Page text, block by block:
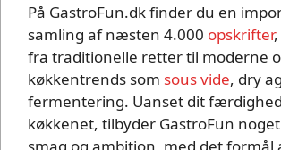
På GastroFun.dk finder du en
samling af næsten 4.000 opskrifter
fra traditionelle retter til moderne
køkkentrends som sous vide, dry
fermentering. Uanset dit
køkkenet, tilbyder GastroFun